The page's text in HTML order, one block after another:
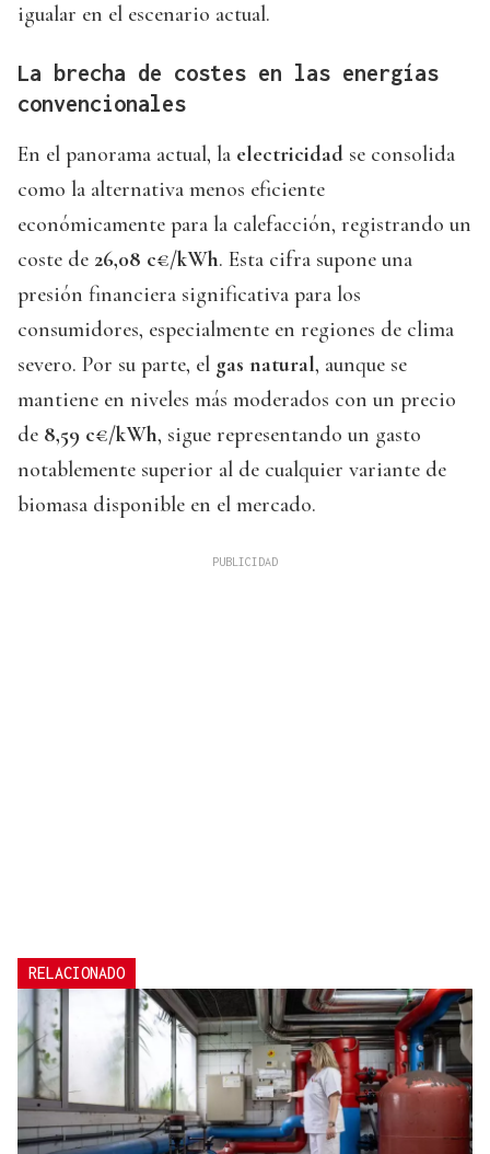
igualar en el escenario actual.
La brecha de costes en las energías
convencionales
En el panorama actual, la electricidad se consolida
como la alternativa menos eficiente
económicamente para la calefacción, registrando un
coste de 26,08 c€/kWh. Esta cifra supone una
presión financiera significativa para los
consumidores, especialmente en regiones de clima
severo. Por su parte, el gas natural, aunque se
mantiene en niveles más moderados con un precio
de 8,59 c€/kWh, sigue representando un gasto
notablemente superior al de cualquier variante de
biomasa disponible en el mercado.
RELACIONADO